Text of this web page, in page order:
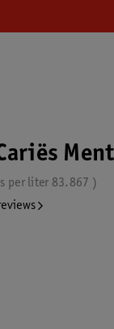
83.867
per liter